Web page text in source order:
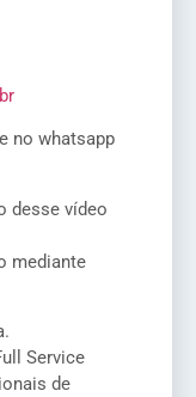
no whatsapp
desse vídeo
mediante
Service
de